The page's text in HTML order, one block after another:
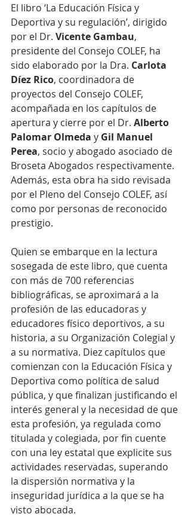
El libro ‘La Educación Física y
Deportiva y su regulación’, dirigido
por el Dr. Vicente Gambau,
presidente del Consejo COLEF, ha
sido elaborado por la Dra. Carlota
Díez Rico, coordinadora de
proyectos del Consejo COLEF,
acompañada en los capítulos de
apertura y cierre por el Dr. Alberto
Palomar Olmeda y Gil Manuel
Perea, socio y abogado asociado de
Broseta Abogados respectivamente.
Además, esta obra ha sido revisada
por el Pleno del Consejo COLEF, así
como por personas de reconocido
prestigio.
Quien se embarque en la lectura
sosegada de este libro, que cuenta
con más de 700 referencias
bibliográficas, se aproximará a la
profesión de las educadoras y
educadores físico deportivos, a su
historia, a su Organización Colegial y
a su normativa. Diez capítulos que
comienzan con la Educación Física y
Deportiva como política de salud
pública, y que finalizan justificando el
interés general y la necesidad de que
esta profesión, ya regulada como
titulada y colegiada, por fin cuente
con una ley estatal que explicite sus
actividades reservadas, superando
la dispersión normativa y la
inseguridad jurídica a la que se ha
visto abocada.